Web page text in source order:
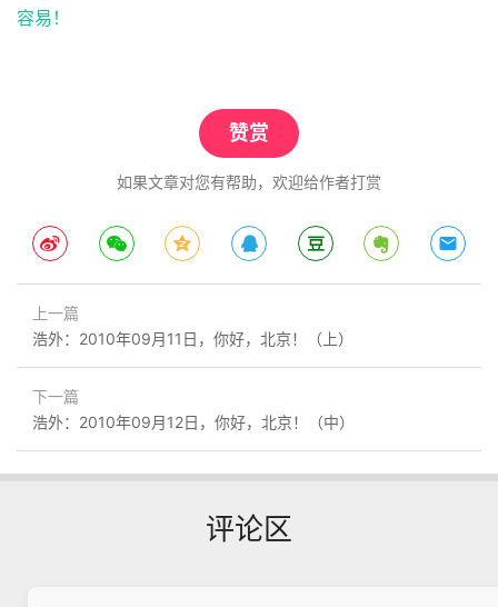
容易！
赞赏
如果文章对您有帮助，欢迎给作者打赏
上一篇
浩外：2010年09月11日，你好，北京！（上）
下一篇
浩外：2010年09月12日，你好，北京！（中）
评论区